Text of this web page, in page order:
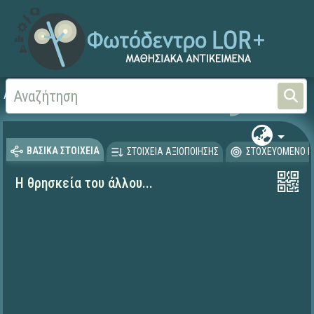
Αρχική Γλώσσα και Λογοτεχνία
ΒΑΣΙΚΑ ΣΤΟΙΧΕΙΑ ΣΤΟΙΧΕΙΑ ΑΞΙΟΠΟΙΗΣΗΣ ΣΤΟΧΕΥΟΜΕΝΟ
Η θρησκεία του άλλου...